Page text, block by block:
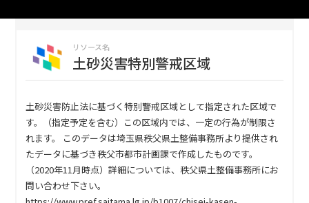
リソース名
土砂災害特別警戒区域
土砂災害防止法に基づく特別警戒区域として指定された区域で
す。（指定予定を含む）この区域内では、一定の行為が制限さ
れます。 このデータは埼玉県秩父県土整備事務所より提供され
たデータに基づき秩父市都市計画課で作成したものです。
（2020年11月時点）詳細については、秩父県土整備事務所にお
問い合わせ下さい。